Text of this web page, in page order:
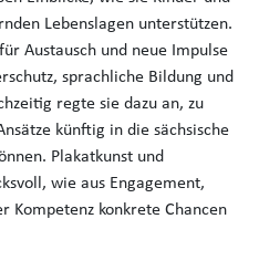
Lebenslagen unterstützen.
Austausch und neue Impulse
sprachliche Bildung und
regte sie dazu an, zu
künftig in die sächsische
Plakatkunst und
wie aus Engagement,
Kompetenz konkrete Chancen